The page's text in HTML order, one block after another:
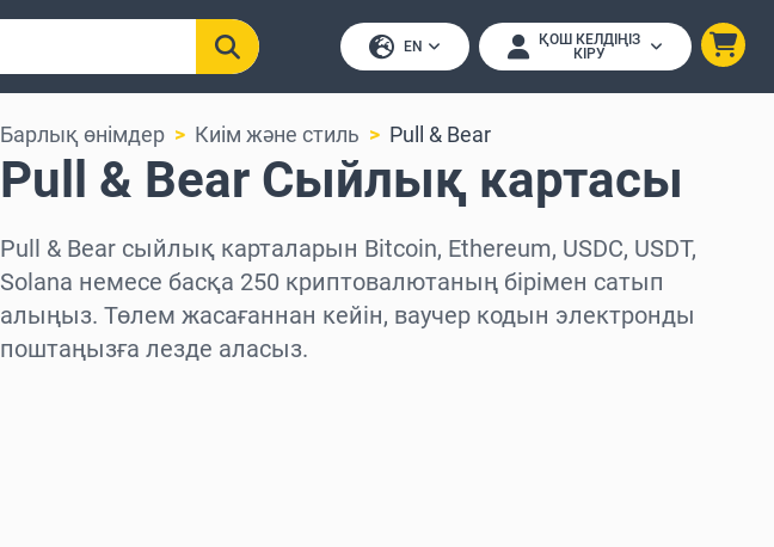
EN
ҚОШ КЕЛДІҢІЗ
КІРУ
Барлық өнімдер Киім және стиль Pull & Bear
Pull & Bear Сыйлық картасы
Pull & Bear сыйлық карталарын Bitcoin, Ethereum, USDC, USDT,
Solana немесе басқа 250 криптовалютаның бірімен сатып
алыңыз. Төлем жасағаннан кейін, ваучер кодын электронды
поштаңызға лезде аласыз.